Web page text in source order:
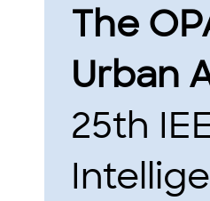
The
Urban
25th